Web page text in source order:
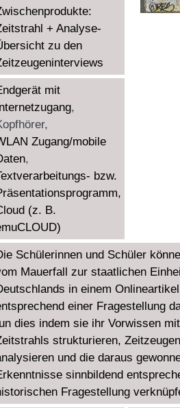
+ Analyse-
zu den
mit
,
Zugang/mobile
,
bzw.
(z. B.
Schülerinnen und Schüler
Mauerfall zur staatlichen
in einem Onlineartikel
einer Fragestellung
dies indem sie ihr Vorwissen
strukturieren,
und die daraus
sinnbildend
Fragestellung